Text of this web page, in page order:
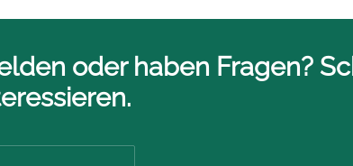
oder haben Fragen?